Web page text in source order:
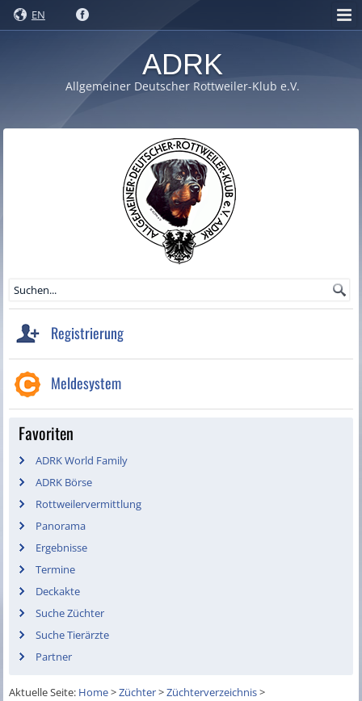
EN
ADRK
Allgemeiner Deutscher Rottweiler-Klub e.V.
Registrierung
Meldesystem
Favoriten
ADRK World Family
ADRK Börse
Rottweilervermittlung
Panorama
Ergebnisse
Termine
Deckakte
Suche Züchter
Suche Tierärzte
Partner
Aktuelle Seite: Home>Züchter>Züchterverzeichnis>